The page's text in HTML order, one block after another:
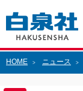
HOME > ニュース >